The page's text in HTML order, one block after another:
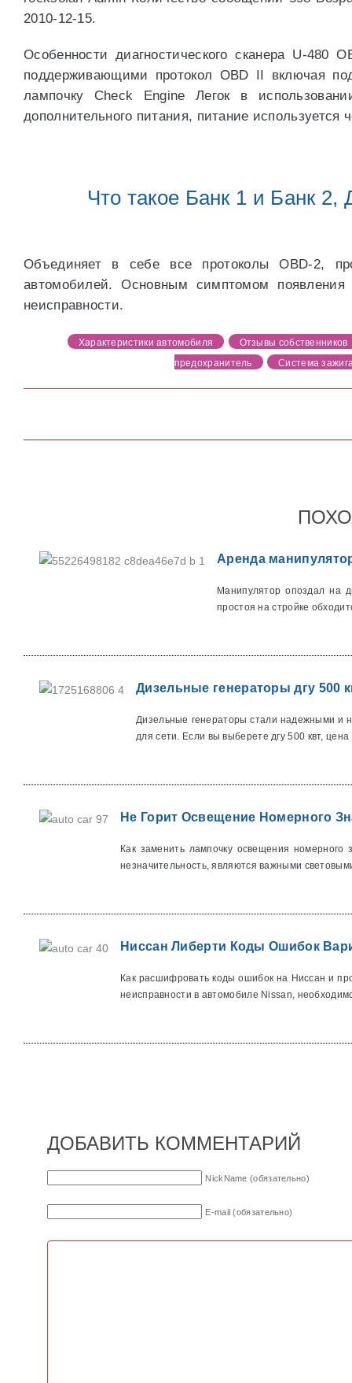
2010-12-15.
Особенности диагностического сканера U-
поддерживающими протокол OBD II включая
лампочку Check Engine Легок в
дополнительного питания, питание используется
Что такое Банк 1 и Банк 2,
Объединяет в себе все протоколы OBD-2,
автомобилей. Основным симптомом появления
неисправности.
Характеристики автомобиля
Отзывы собственников
предохранитель
Система
Аренда
Манипулятор опоздал на
простоя на стройке
Дизельные генераторы дгу 500
Дизельные генераторы стали надежными и
для сети. Если вы выберете дгу 500 квт, цена
Не Горит Освещение Номерного
Как заменить лампочку освещения
незначительность, являются важными
Ниссан Либерти Коды Ошибок
Как расшифровать коды ошибок на Ниссан и
неисправности в автомобиле Nissan,
ДОБАВИТЬ КОММЕНТАРИЙ
NickName (обязательно)
E-mail (обязательно)